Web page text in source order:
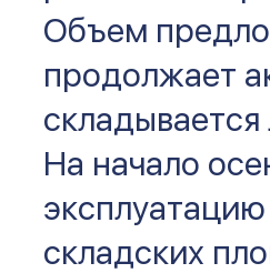
Объем
продолжает
На начало
складских